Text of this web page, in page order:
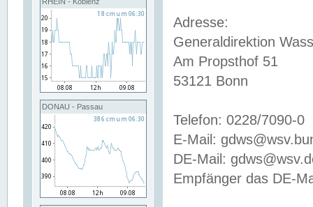
DONAU - Passau
Adresse:
Generaldirektion
Am Propsthof 51
53121 Bonn
Telefon: 0228/7090-0
E-Mail:
DE-Mail:
Empfänger das DE-